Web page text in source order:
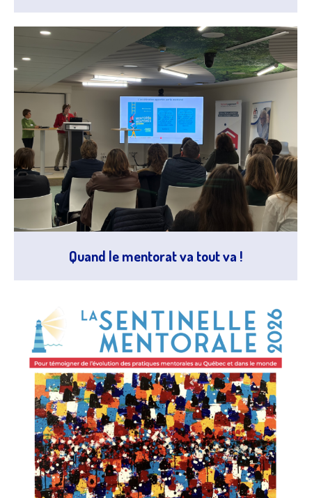
Quand le mentorat va tout va !